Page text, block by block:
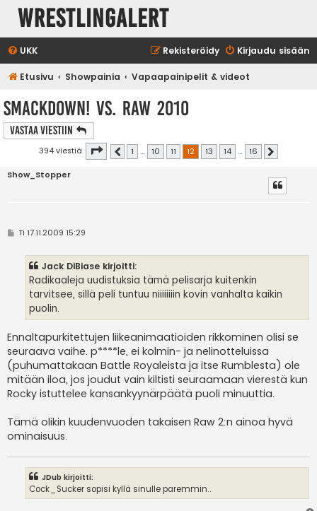
WrestlingAlert
UKK Kirjaudu sisään
Rekisteröidy
Etusivu Showpainia Vapaapainipelit & videot
SmackDown! vs. RAW 2010
Vastaa Viestiin
394 viestiä Sivu /
Edellinen
1 … 10 11 12 13 14 … 16
Show_Stopper
VTi 17.11.2009 15:29
Jack DiBiase kirjoitti:
Radikaaleja uudistuksia tämä pelisarja kuitenkin
tarvitsee, sillä peli tuntuu niiiiiiiin kovin vanhalta kaikin
puolin.
Ennaltapurkitettujen liikeanimaatioiden rikkominen olisi se
seuraava vaihe. p****le, ei kolmin- ja nelinotteluissa
(puhumattakaan Battle Royaleista ja itse Rumblesta) ole
mitään iloa, jos joudut vain kiltisti seuraamaan vierestä kun
Rocky istuttelee kansankyynärpäätä puoli minuuttia.
Tämä olikin kuudenvuoden takaisen Raw 2:n ainoa hyvä
ominaisuus.
JDub kirjoitti:
Cock_Sucker sopisi kyllä sinulle paremmin..